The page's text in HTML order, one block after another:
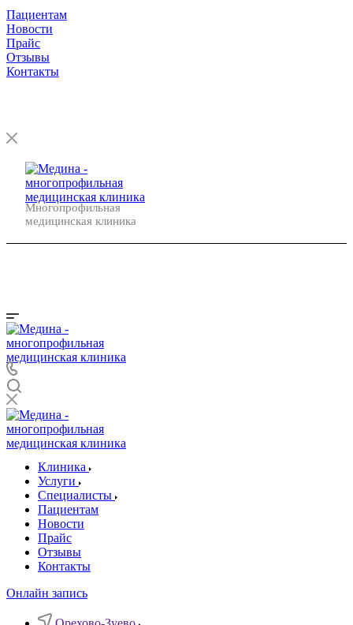
Пациентам
Новости
Прайс
Отзывы
Контакты
Многопрофильная
медицинская клиника
Клиника
Услуги
Специалисты
Пациентам
Новости
Прайс
Отзывы
Контакты
Онлайн запись